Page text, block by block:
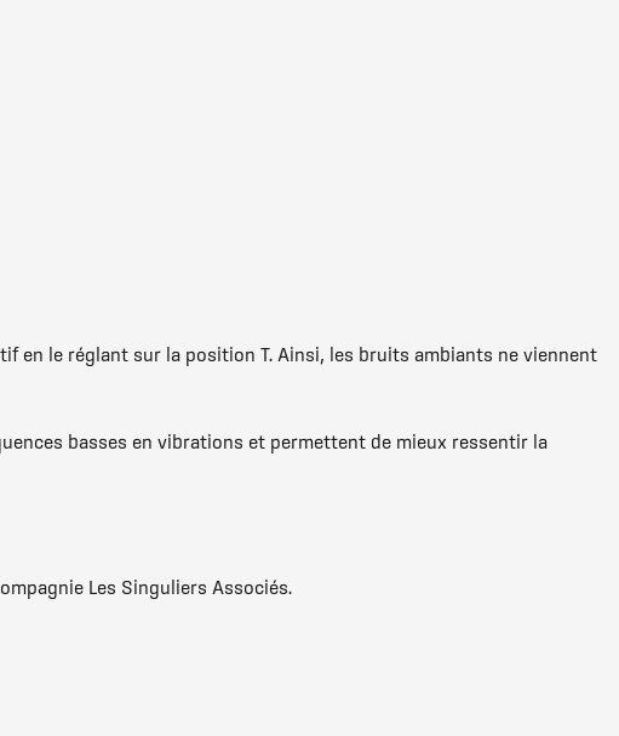
en le réglant sur la position T. Ainsi, les bruits ambiants ne viennent
basses en vibrations et permettent de mieux ressentir la
Les Singuliers Associés.